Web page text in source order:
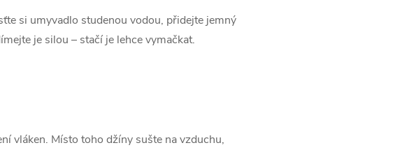
si umyvadlo studenou vodou, přidejte jemný
je silou – stačí je lehce vymačkat.
vláken. Místo toho džíny sušte na vzduchu,